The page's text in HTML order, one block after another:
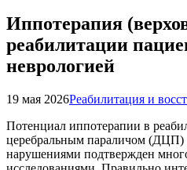
Иппотерапия
реабилитации
неврологией
19 мая 2026Реабилитация и
Потенциал иппотерапии в
церебральным параличом (ДЦП)
нарушениями подтвержден